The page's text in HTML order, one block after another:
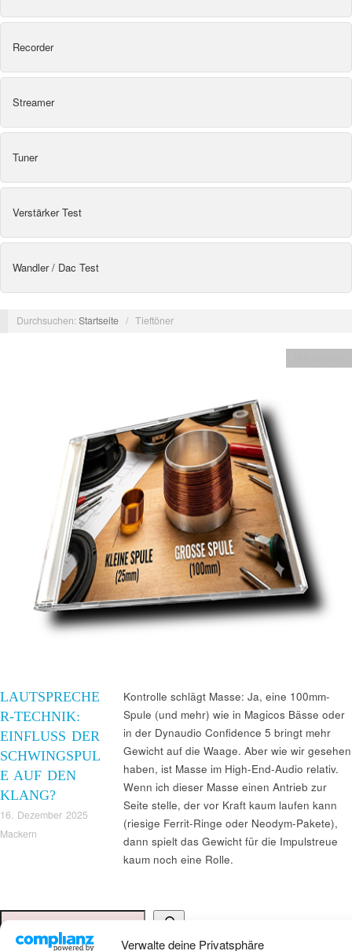
Verwalte deine Privatsphäre
Recorder
Streamer
Tuner
Verstärker Test
Wandler / Dac Test
Durchsuchen:Startseite / Tieftöner
LAUTSPRECHE
R-TECHNIK:
EINFLUSS DER
SCHWINGSPUL
E AUF DEN
KLANG?
16. Dezember 2025
Mackern
Kontrolle schlägt Masse: Ja, eine 100mm-
Spule (und mehr) wie in Magicos Bässe oder
in der Dynaudio Confidence 5 bringt mehr
Gewicht auf die Waage. Aber wie wir gesehen
haben, ist Masse im High-End-Audio relativ.
Wenn ich dieser Masse einen Antrieb zur
Seite stelle, der vor Kraft kaum laufen kann
(riesige Ferrit-Ringe oder Neodym-Pakete),
dann spielt das Gewicht für die Impulstreue
kaum noch eine Rolle.
Suchen